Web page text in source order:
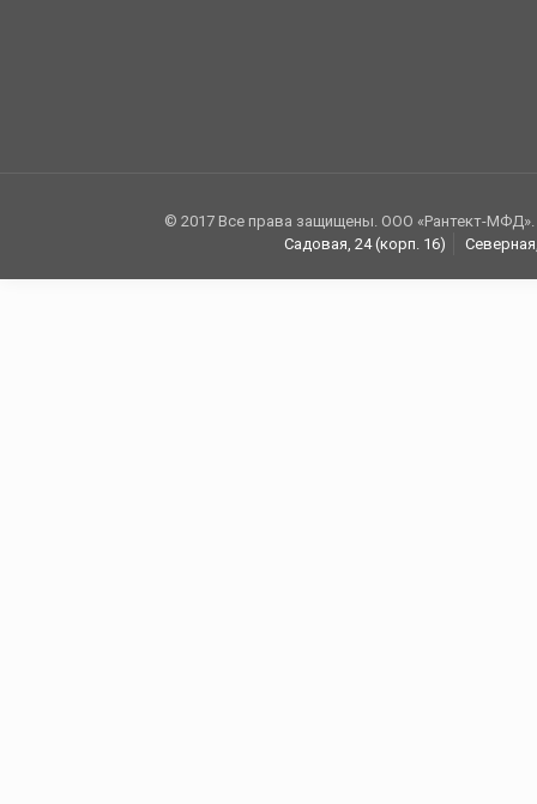
© 2017 Все права защищены. ООО «Рантект-МФД».
Садовая, 24 (корп. 16)